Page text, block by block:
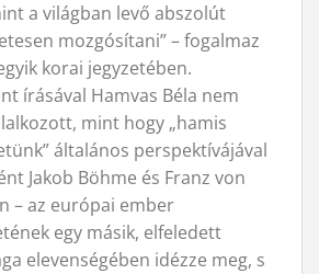
a világban levő abszolút
mozgósítani” – fogalmaz
korai jegyzetében.
írásával Hamvas Béla nem
mint hogy „hamis
általános perspektívájával
Jakob Böhme és Franz von
– az európai ember
egy másik, elfeledett
elevenségében idézze meg, s